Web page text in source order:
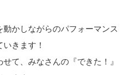
かしながらのパフォーマンス
きます！
て、みなさんの『できた！』